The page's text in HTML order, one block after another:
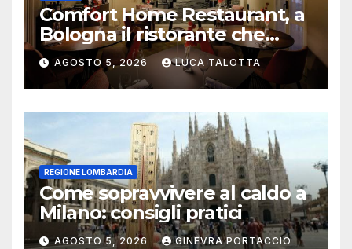
Comfort Home Restaurant, a
Bologna il ristorante che
trasforma l’ospitalità in
un’esperienza di casa
AGOSTO 5, 2026 LUCA TALOTTA
REGIONE LOMBARDIA
Come sopravvivere al caldo a
Milano: consigli pratici
AGOSTO 5, 2026 GINEVRA PORTACCIO